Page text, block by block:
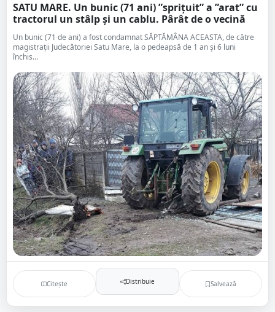
SATU MARE. Un bunic (71 ani) ”sprițuit” a ”arat” cu
tractorul un stâlp și un cablu. Pârât de o vecină
Un bunic (71 de ani) a fost condamnat SĂPTĂMÂNA ACEASTA, de către
magistrații Judecătoriei Satu Mare, la o pedeapsă de 1 an şi 6 luni
închis...
Citește Distribuie Salvează